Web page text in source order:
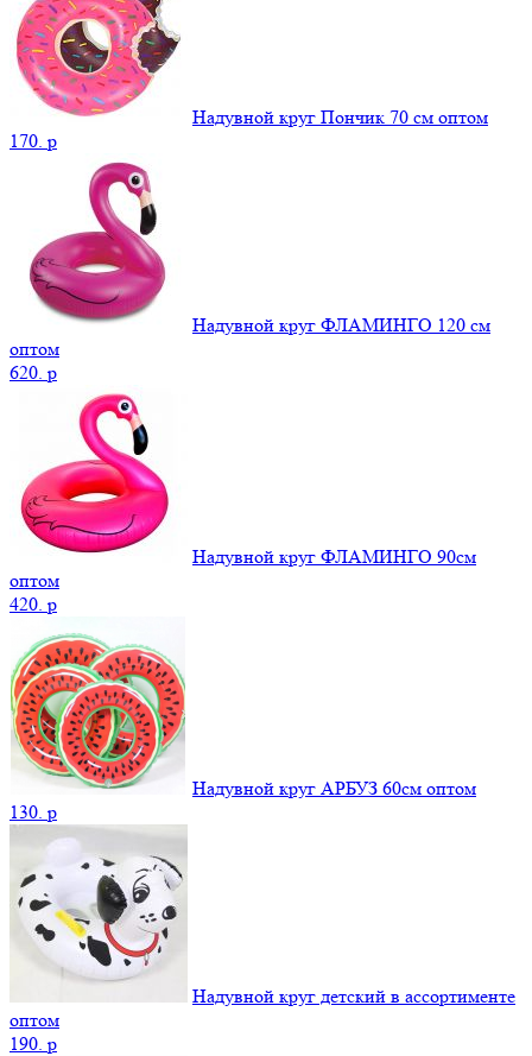
Надувной круг Пончик 70 см оптом
170. p
Надувной круг ФЛАМИНГО 120 см
оптом
620. p
Надувной круг ФЛАМИНГО 90см
оптом
420. p
Надувной круг АРБУЗ 60см оптом
130. p
Надувной круг детский в ассортименте
оптом
190. p